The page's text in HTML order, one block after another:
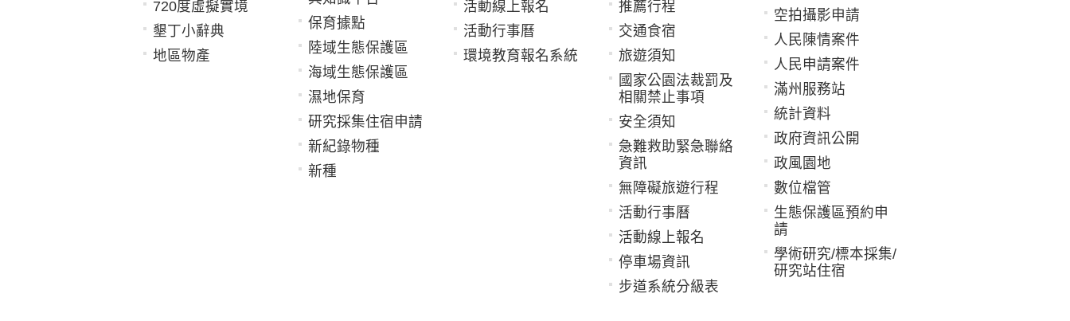
720度虛擬實境
墾丁小辭典
地區物產
保育據點
陸域生態保護區
海域生態保護區
濕地保育
研究採集住宿申請
新紀錄物種
新種
活動線上報名
活動行事曆
環境教育報名系統
推薦行程
交通食宿
旅遊須知
國家公園法裁罰及
相關禁止事項
安全須知
急難救助緊急聯絡
資訊
無障礙旅遊行程
活動行事曆
活動線上報名
停車場資訊
步道系統分級表
空拍攝影申請
人民陳情案件
人民申請案件
滿州服務站
統計資料
政府資訊公開
政風園地
數位檔管
生態保護區預約申
請
學術研究/標本採集/
研究站住宿